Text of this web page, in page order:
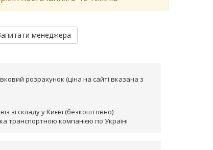
менеджера
розрахунок (ціна на сайті вказана з
зі складу у Києві (безкоштовно)
транспортною компанією по Україні